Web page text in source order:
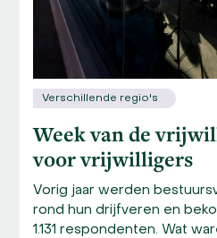
buttons
Verschillende regio's
Week van de
voor vrijwilligers
Vorig jaar werden
rond hun drijfveren en
1.131 respondenten. Wat